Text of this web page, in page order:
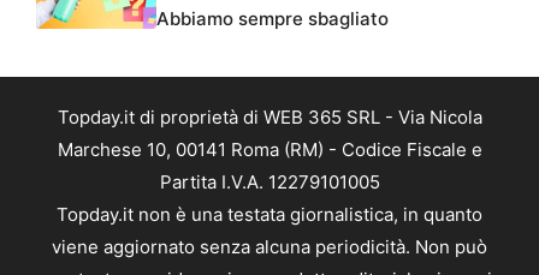
Abbiamo sempre sbagliato
Topday.it di proprietà di WEB 365 SRL - Via Nicola
Marchese 10, 00141 Roma (RM) - Codice Fiscale e
Partita I.V.A. 12279101005
Topday.it non è una testata giornalistica, in quanto
viene aggiornato senza alcuna periodicità. Non può